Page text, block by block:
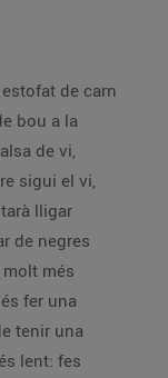
de carn
bou a la
de vi,
sigui el vi,
lligar
de negres
més
fer una
tenir una
lent: fes